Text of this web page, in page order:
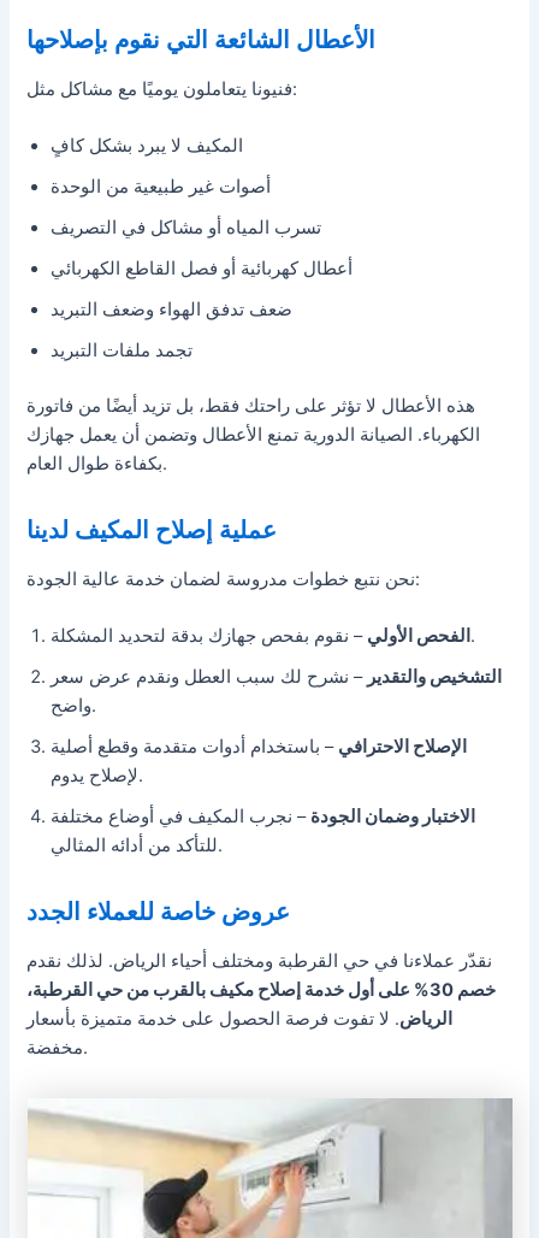
الأعطال الشائعة التي نقوم بإصلاحها
فنيونا يتعاملون يوميًا مع مشاكل مثل:
المكيف لا يبرد بشكل كافٍ
أصوات غير طبيعية من الوحدة
تسرب المياه أو مشاكل في التصريف
أعطال كهربائية أو فصل القاطع الكهربائي
ضعف تدفق الهواء وضعف التبريد
تجمد ملفات التبريد
هذه الأعطال لا تؤثر على راحتك فقط، بل تزيد أيضًا من فاتورة
الكهرباء. الصيانة الدورية تمنع الأعطال وتضمن أن يعمل جهازك
بكفاءة طوال العام.
عملية إصلاح المكيف لدينا
نحن نتبع خطوات مدروسة لضمان خدمة عالية الجودة:
الفحص الأولي – نقوم بفحص جهازك بدقة لتحديد المشكلة.
التشخيص والتقدير – نشرح لك سبب العطل ونقدم عرض سعر
واضح.
الإصلاح الاحترافي – باستخدام أدوات متقدمة وقطع أصلية
لإصلاح يدوم.
الاختبار وضمان الجودة – نجرب المكيف في أوضاع مختلفة
للتأكد من أدائه المثالي.
عروض خاصة للعملاء الجدد
نقدّر عملاءنا في حي القرطبة ومختلف أحياء الرياض. لذلك نقدم
خصم 30% على أول خدمة إصلاح مكيف بالقرب من حي القرطبة،
الرياض. لا تفوت فرصة الحصول على خدمة متميزة بأسعار
مخفضة.